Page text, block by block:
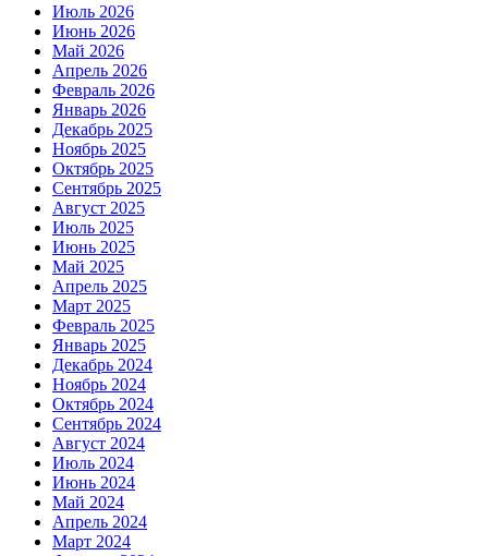
Июль 2026
Июнь 2026
Май 2026
Апрель 2026
Февраль 2026
Январь 2026
Декабрь 2025
Ноябрь 2025
Октябрь 2025
Сентябрь 2025
Август 2025
Июль 2025
Июнь 2025
Май 2025
Апрель 2025
Март 2025
Февраль 2025
Январь 2025
Декабрь 2024
Ноябрь 2024
Октябрь 2024
Сентябрь 2024
Август 2024
Июль 2024
Июнь 2024
Май 2024
Апрель 2024
Март 2024